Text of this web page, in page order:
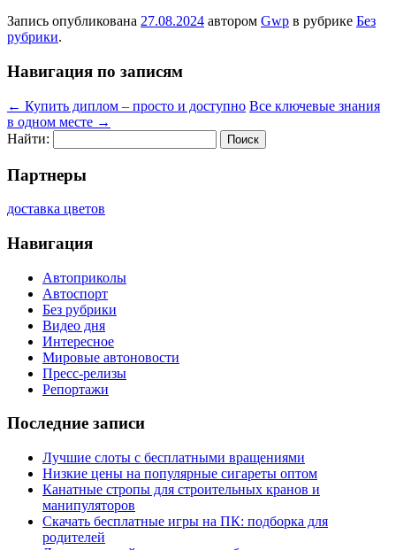
Запись опубликована 27.08.2024 автором Gwp в рубрике Без
рубрики.
Навигация по записям
← Купить диплом – просто и доступно Все ключевые знания
в одном месте →
Найти:
Партнеры
доставка цветов
Навигация
Автоприколы
Автоспорт
Без рубрики
Видео дня
Интересное
Мировые автоновости
Пресс-релизы
Репортажи
Последние записи
Лучшие слоты с бесплатными вращениями
Низкие цены на популярные сигареты оптом
Канатные стропы для строительных кранов и
манипуляторов
Скачать бесплатные игры на ПК: подборка для
родителей